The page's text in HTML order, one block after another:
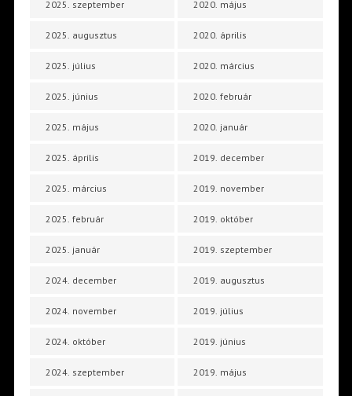
2025. szeptember
2025. augusztus
2025. július
2025. június
2025. május
2025. április
2025. március
2025. február
2025. január
2024. december
2024. november
2024. október
2024. szeptember
2020. május
2020. április
2020. március
2020. február
2020. január
2019. december
2019. november
2019. október
2019. szeptember
2019. augusztus
2019. július
2019. június
2019. május